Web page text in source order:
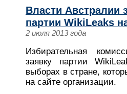
Власти Австралии
партии WikiLeaks
2 июля 2013 года
Избирательная
заявку партии
выборах в стране,
на сайте организации.